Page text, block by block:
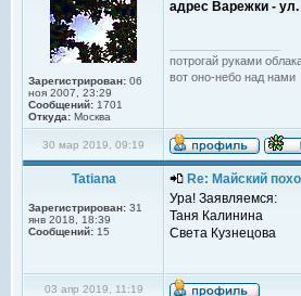
Зарегистрирован: 06
ноя 2007, 23:29
Сообщений: 1701
Откуда: Москва
адрес Варежки -
потрогай руками
вот оно-небо над нами
30 мар 2019, 09:19
Tatiana
Зарегистрирован: 31
янв 2018, 18:39
Сообщений: 15
Re: Майский
Ура! Заявляемся:
Таня Калинина
Света Кузнецова
03 апр 2019, 11:19